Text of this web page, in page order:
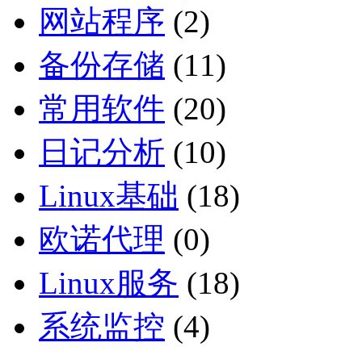
网站程序 (2)
备份存储 (11)
常用软件 (20)
日记分析 (10)
Linux基础 (18)
欧诺代理 (0)
Linux服务 (18)
系统监控 (4)